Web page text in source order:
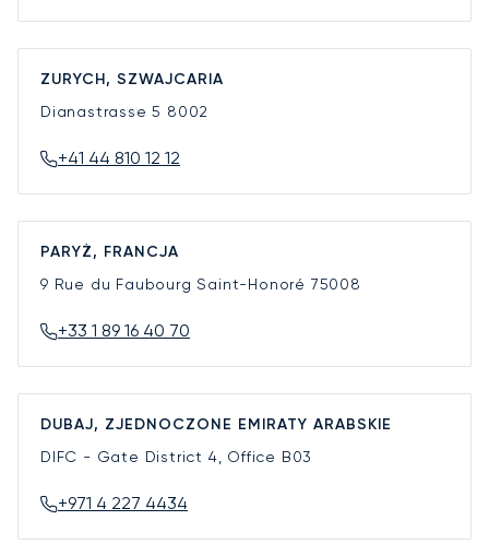
ZURYCH, SZWAJCARIA
Dianastrasse 5 8002
+41 44 810 12 12
PARYŻ, FRANCJA
9 Rue du Faubourg Saint-Honoré 75008
+33 1 89 16 40 70
DUBAJ, ZJEDNOCZONE EMIRATY ARABSKIE
DIFC - Gate District 4, Office B03
+971 4 227 4434